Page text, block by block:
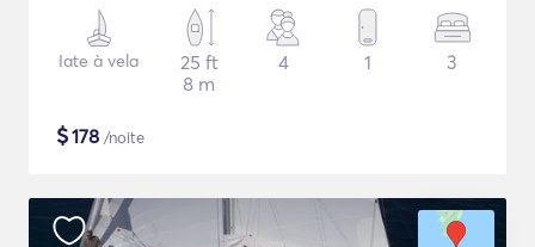
Iate à vela
25 ft
8 m
4 1 3
$178 /noite